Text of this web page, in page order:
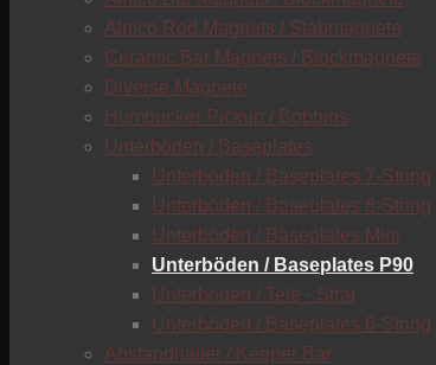
Alnico Rod Magnets / Stabmagnete
Ceramic Bar Magnets / Blockmagnete
Diverse Magnete
Humbucker Pickup / Bobbins
Unterböden / Baseplates
Unterböden / Baseplates 7-String
Unterböden / Baseplates 8-String
Unterböden / Baseplates Mini
Unterböden / Baseplates P90
Unterböden / Tele - Strat
Unterböden / Baseplates 6-String
Abstandhalter / Keeper Bar